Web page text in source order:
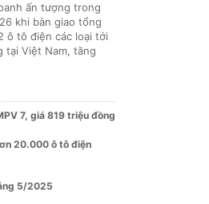
ấn tượng trong
khi bàn giao tổng
ô tô điện các loại tới
tại Việt Nam, tăng
7, giá 819 triệu đồng
20.000 ô tô điện
5/2025